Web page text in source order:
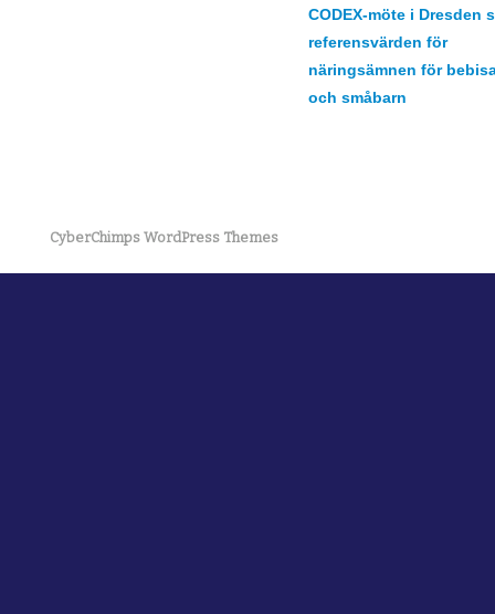
CODEX-möte i Dresden
referensvärden för
näringsämnen för
och småbarn
CyberChimps WordPress Themes